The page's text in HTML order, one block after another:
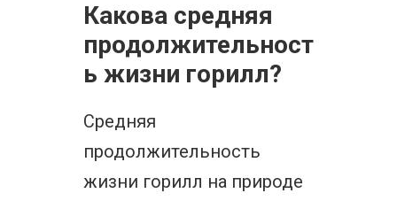
Какова средняя
продолжительност
ь жизни горилл?
Средняя
продолжительность
жизни горилл на природе